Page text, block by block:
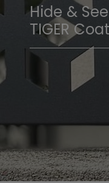
Hide &
TIGER